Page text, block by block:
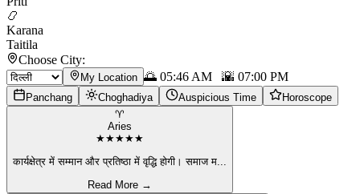
📿
Karana
Taitila
Choose City:
My Location 🌅 05:46 AM 🌇 07:00 PM
Panchang Choghadiya Auspicious Time
Horoscope
♈
Aries
★★★★★
कार्यक्षेत्र में सम्मान और प्रतिष्ठा में वृद्धि होगी। समाज म
Read More →